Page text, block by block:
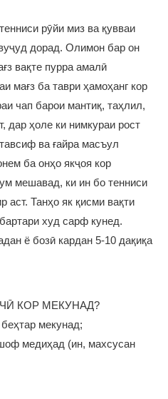
рӯйи миз ва қувваи
дорад. Олимон бар он
вақте пурра амалӣ
мағз ба таври ҳамоҳанг кор
чап барои мантиқ, таҳлил,
дар ҳоле ки нимкураи рост
ва ғайра масъул
ба онҳо якҷоя кор
мешавад, ки ин бо тенниси
аст. Танҳо як қисми вақти
худ сарф кунед.
ё бозӣ кардан 5-10 дақиқа
КОР МЕКУНАД?
мекунад;
медиҳад (ин, махсусан